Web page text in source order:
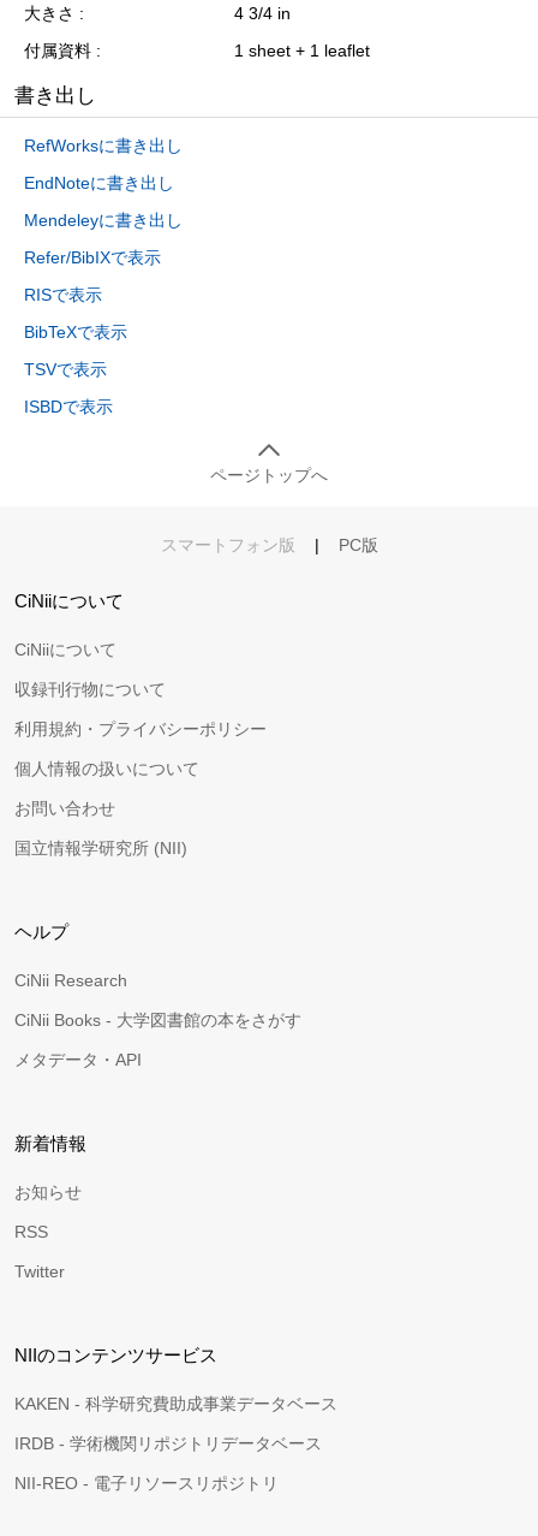
大きさ
4 3/4 in
付属資料
1 sheet + 1 leaflet
書き出し
RefWorksに書き出し
EndNoteに書き出し
Mendeleyに書き出し
Refer/BibIXで表示
RISで表示
BibTeXで表示
TSVで表示
ISBDで表示
ページトップへ
スマートフォン版 | PC版
CiNiiについて
CiNiiについて
収録刊行物について
利用規約・プライバシーポリシー
個人情報の扱いについて
お問い合わせ
国立情報学研究所 (NII)
ヘルプ
CiNii Research
CiNii Books - 大学図書館の本をさがす
メタデータ・API
新着情報
お知らせ
RSS
Twitter
NIIのコンテンツサービス
KAKEN - 科学研究費助成事業データベース
IRDB - 学術機関リポジトリデータベース
NII-REO - 電子リソースリポジトリ